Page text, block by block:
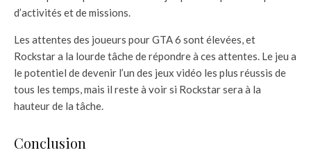
d’activités et de missions.
Les attentes des joueurs pour GTA 6 sont élevées, et
Rockstar a la lourde tâche de répondre à ces attentes. Le jeu a
le potentiel de devenir l’un des jeux vidéo les plus réussis de
tous les temps, mais il reste à voir si Rockstar sera à la
hauteur de la tâche.
Conclusion